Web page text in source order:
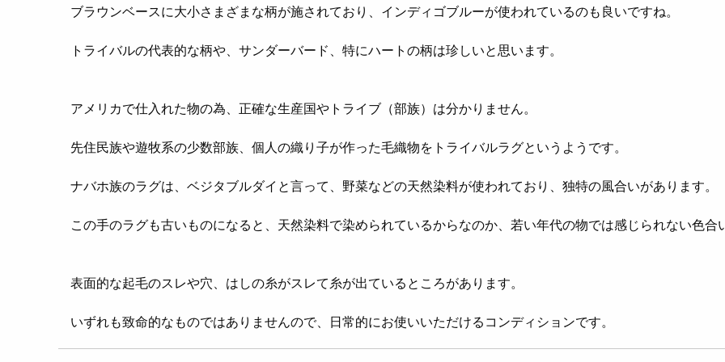
ブラウンベースに大小さまざまな柄が施されており、インディゴブルーが使われているのも良いですね。
トライバルの代表的な柄や、サンダーバード、特にハートの柄は珍しいと思います。
アメリカで仕入れた物の為、正確な生産国やトライブ（部族）は分かりません。
先住民族や遊牧系の少数部族、個人の織り子が作った毛織物をトライバルラグというようです。
ナバホ族のラグは、ベジタブルダイと言って、野菜などの天然染料が使われており、独特の風合いがあります。
この手のラグも古いものになると、天然染料で染められているからなのか、若い年代の物では感じられない色合
表面的な起毛のスレや穴、はしの糸がスレて糸が出ているところがあります。
いずれも致命的なものではありませんので、日常的にお使いいただけるコンディションです。